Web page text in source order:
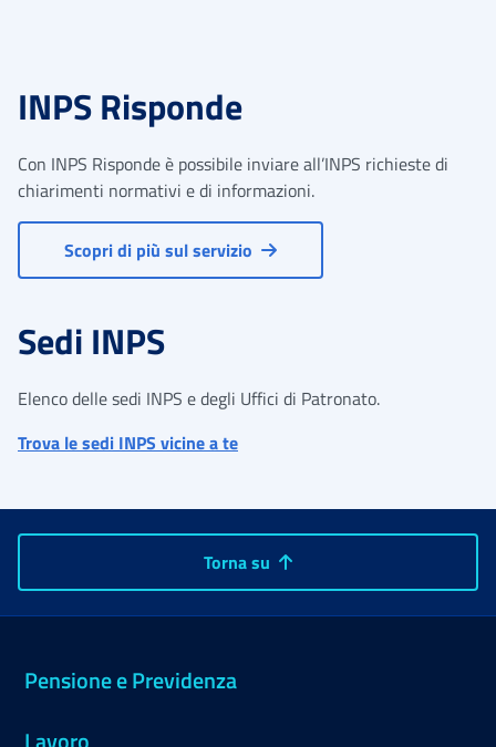
INPS Risponde
Con INPS Risponde è possibile inviare all’INPS richieste di
chiarimenti normativi e di informazioni.
Scopri di più sul servizio
Sedi INPS
Elenco delle sedi INPS e degli Uffici di Patronato.
Trova le sedi INPS vicine a te
Torna su
Pensione e Previdenza